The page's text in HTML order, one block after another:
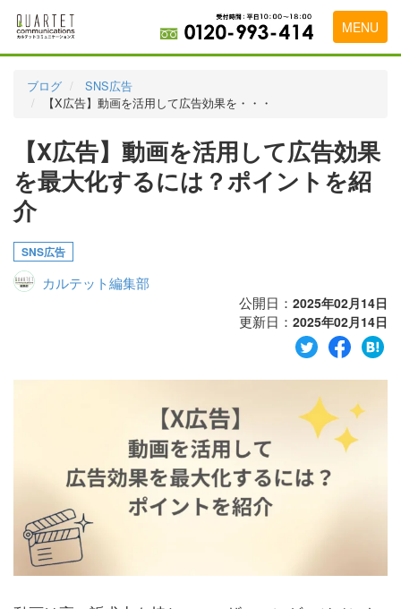
MENU
料金表
実績・お客様の声
初めて導入をお考えの方
広告代理店・HP制作会社様へ
お申し込みから運用開始までの流れ
ブログ
SNS広告
【X広告】動画を活用して広告効果を・・・
【X広告】動画を活用して広告効果
を最大化するには？ポイントを紹
介
SNS広告
カルテット編集部
公開日： 2025年02月14日
更新日： 2025年02月14日